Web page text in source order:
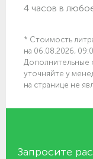
4 часов в
* Стоимость
на 06.08.2026,
Дополнительные
уточняйте у
на странице не
Запросите